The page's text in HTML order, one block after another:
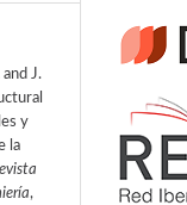
J.
y
la
,